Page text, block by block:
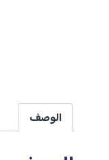
الوصف